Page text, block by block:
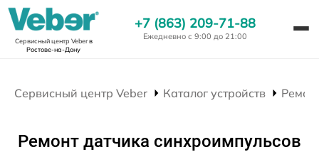
Сервисный центр Veberв
Ростове-на-Дону
+7 (863) 209-71-88
Ежедневно с 9:00 до 21:00
Сервисный центр Veber Каталог устройств
Ремонт датчика синхроимпульсов